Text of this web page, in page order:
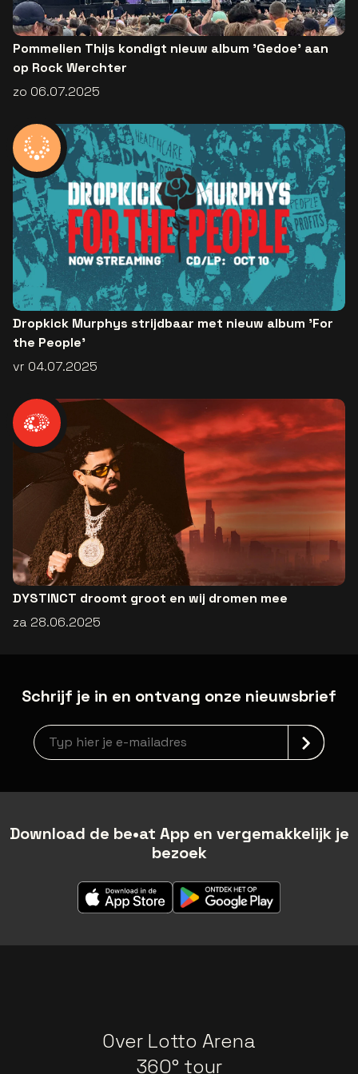
Pommelien Thijs kondigt nieuw album 'Gedoe' aan
op Rock Werchter
zo 06.07.2025
Dropkick Murphys strijdbaar met nieuw album 'For
the People'
vr 04.07.2025
DYSTINCT droomt groot en wij dromen mee
za 28.06.2025
Schrijf je in en ontvang onze nieuwsbrief
Nieuwsbrief aanmelding
Download de be•at App en vergemakkelijk je
bezoek
Over Lotto Arena
360° tour